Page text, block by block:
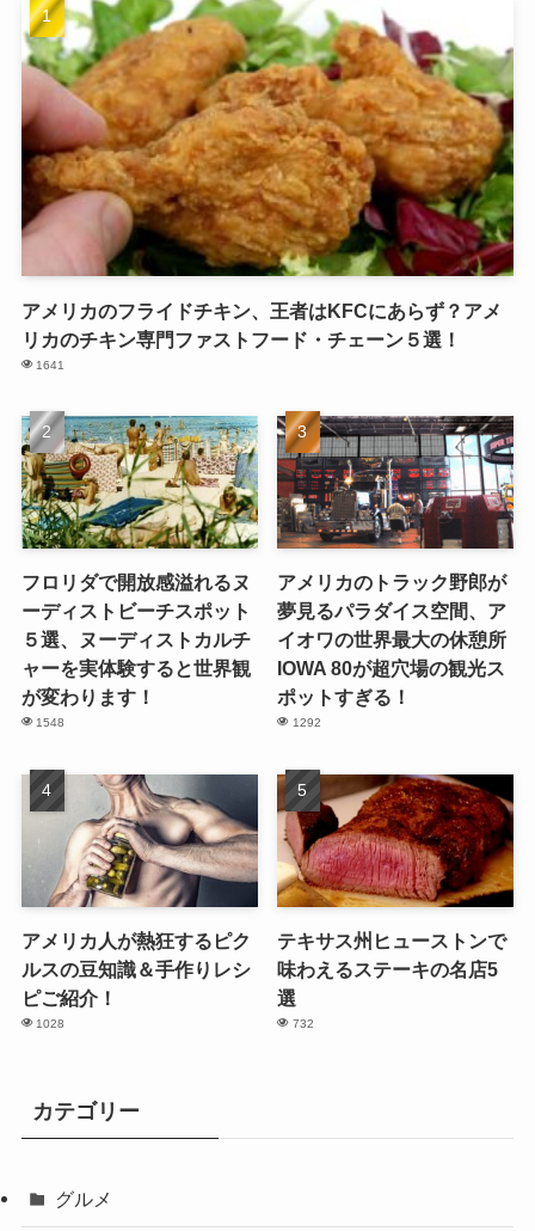
アメリカのフライドチキン、王者はKFCにあらず？アメ
リカのチキン専門ファストフード・チェーン５選！
1641
フロリダで開放感溢れるヌ
ーディストビーチスポット
５選、ヌーディストカルチ
ャーを実体験すると世界観
が変わります！
1548
アメリカのトラック野郎が
夢見るパラダイス空間、ア
イオワの世界最大の休憩所
IOWA 80が超穴場の観光ス
ポットすぎる！
1292
アメリカ人が熱狂するピク
ルスの豆知識＆手作りレシ
ピご紹介！
1028
テキサス州ヒューストンで
味わえるステーキの名店5
選
732
カテゴリー
グルメ